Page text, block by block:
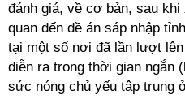
đánh giá, về cơ bản, sau
quan đến đề án sáp nhập
tại một số nơi đã lần lượt
diễn ra trong thời gian ngắn
sức nóng chủ yếu tập trung